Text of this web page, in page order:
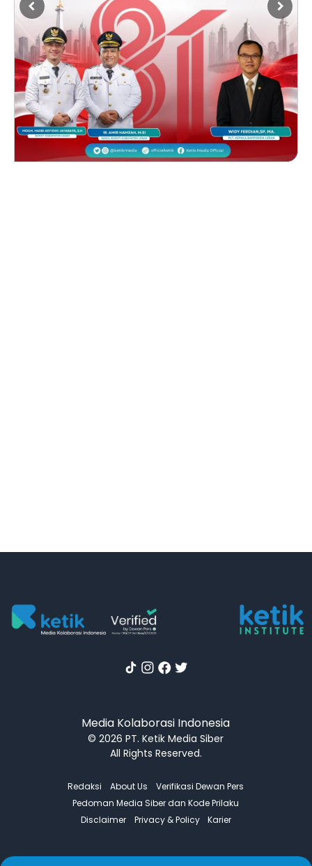
Media Kolaborasi Indonesia
© 2026 PT. Ketik Media Siber
All Rights Reserved.
Redaksi About Us
Verifikasi Dewan Pers
Pedoman Media Siber dan Kode Prilaku
Disclaimer
Privacy & Policy Karier